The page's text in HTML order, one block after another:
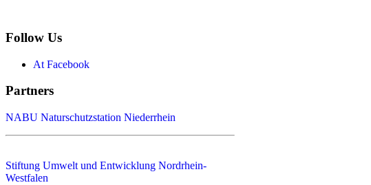
Follow Us
At Facebook
Partners
NABU Naturschutzstation Niederrhein
Stiftung Umwelt und Entwicklung Nordrhein-
Westfalen